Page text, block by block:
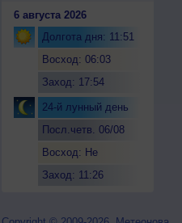
6 августа 2026
Долгота дня: 11:51
Восход: 06:03
Заход: 17:54
24-й лунный день
Посл.четв. 06/08
Восход: Не
Заход: 11:26